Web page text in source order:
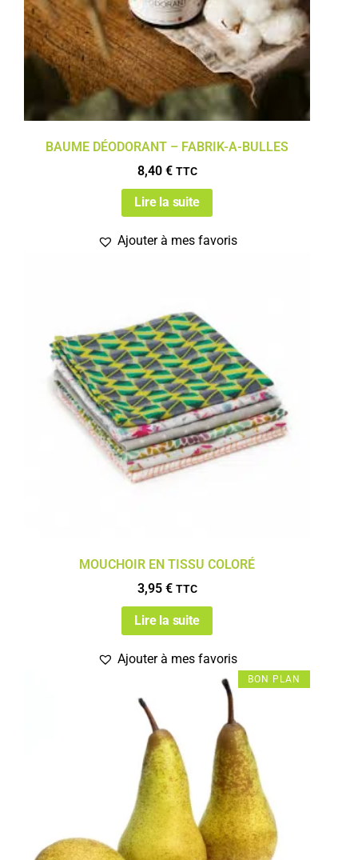
BAUME DÉODORANT – FABRIK-A-BULLES
8,40 € TTC
Lire la suite
Ajouter à mes favoris
MOUCHOIR EN TISSU COLORÉ
3,95 € TTC
Lire la suite
Ajouter à mes favoris
BON PLAN